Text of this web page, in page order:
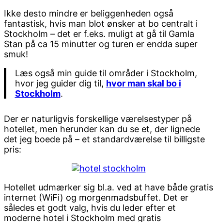
Ikke desto mindre er beliggenheden også
fantastisk, hvis man blot ønsker at bo centralt i
Stockholm – det er f.eks. muligt at gå til Gamla
Stan på ca 15 minutter og turen er endda super
smuk!
Læs også min guide til områder i Stockholm,
hvor jeg guider dig til, hvor man skal bo i
Stockholm.
Der er naturligvis forskellige værelsestyper på
hotellet, men herunder kan du se et, der lignede
det jeg boede på – et standardværelse til billigste
pris:
Hotellet udmærker sig bl.a. ved at have både gratis
internet (WiFi) og morgenmadsbuffet. Det er
således et godt valg, hvis du leder efter et
moderne hotel i Stockholm med gratis